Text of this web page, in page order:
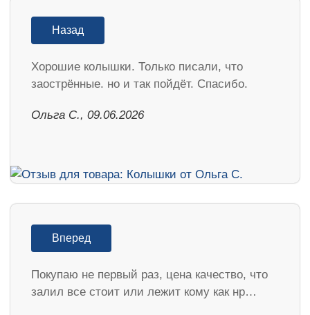
Назад
Хорошие колышки. Только писали, что
заострённые. но и так пойдёт. Спасибо.
Ольга С., 09.06.2026
Вперед
Покупаю не первый раз, цена качество, что
залил все стоит или лежит кому как нр…